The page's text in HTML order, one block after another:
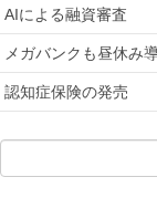
AIによる融資審査
メガバンクも昼休み
認知症保険の発売